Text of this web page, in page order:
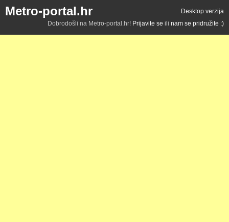
Metro-portal.hr
Desktop verzija
Dobrodošli na Metro-portal.hr! Prijavite se ili nam se pridružite :)